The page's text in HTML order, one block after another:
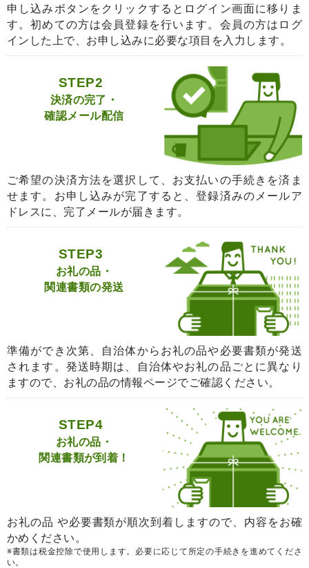
申し込みボタンをクリックするとログイン画面に移りま
す。初めての方は会員登録を行います。会員の方はログ
インした上で、お申し込みに必要な項目を入力します。
STEP2
決済の完了・
確認メール配信
ご希望の決済方法を選択して、お支払いの手続きを済ま
せます。お申し込みが完了すると、登録済みのメールア
ドレスに、完了メールが届きます。
STEP3
お礼の品・
関連書類の発送
準備ができ次第、自治体からお礼の品や必要書類が発送
されます。発送時期は、自治体やお礼の品ごとに異なり
ますので、お礼の品の情報ページでご確認ください。
STEP4
お礼の品・
関連書類が到着！
お礼の品 や必要書類が順次到着しますので、内容をお確
かめください。
※書類は税金控除で使用します。必要に応じて所定の手続きを進めてくださ
い。